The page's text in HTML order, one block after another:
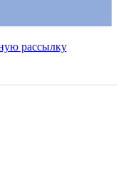
рассылку